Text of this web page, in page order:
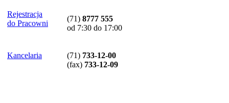
Rejestracja
do Pracowni
(71) 8777 555
od 7:30 do 17:00
Kancelaria (71) 733-12-00
(fax) 733-12-09